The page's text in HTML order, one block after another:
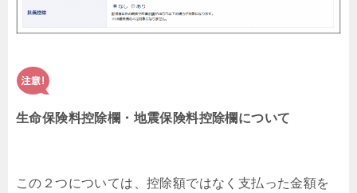
生命保険料控除欄・地震保険料控除欄について
この２つについては、控除額ではなく支払った金額を